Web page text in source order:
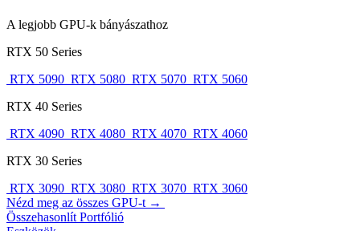
A legjobb GPU-k bányászathoz
RTX 50 Series
RTX 5090 RTX 5080 RTX 5070 RTX 5060
RTX 40 Series
RTX 4090 RTX 4080 RTX 4070 RTX 4060
RTX 30 Series
RTX 3090 RTX 3080 RTX 3070 RTX 3060
Nézd meg az összes GPU-t →
Összehasonlít Portfólió